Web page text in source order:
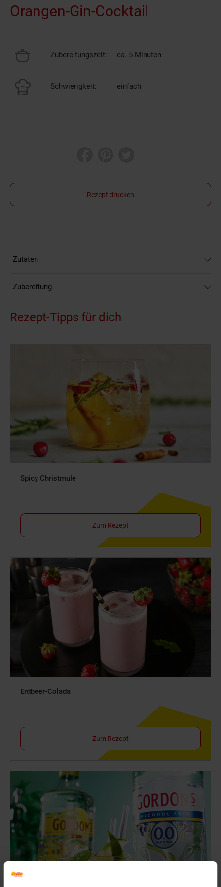
Orangen-Gin-Cocktail
Zubereitungszeit: ca. 5 Minuten
Schwierigkeit: einfach
Rezept drucken
Zutaten
Zubereitung
Rezept-Tipps für dich
Spicy Christmule
Zum Rezept
Erdbeer-Colada
Zum Rezept